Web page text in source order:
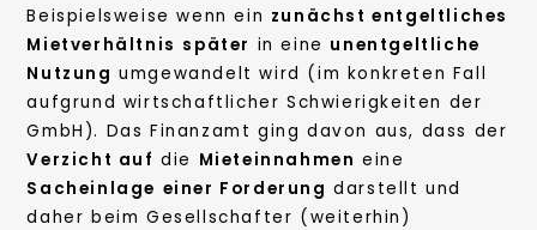
Beispielsweise wenn ein zunächst entgeltliches
Mietverhältnis später in eine unentgeltliche
Nutzung umgewandelt wird (im konkreten Fall
aufgrund wirtschaftlicher Schwierigkeiten der
GmbH). Das Finanzamt ging davon aus, dass der
Verzicht auf die Mieteinnahmen eine
Sacheinlage einer Forderung darstellt und
daher beim Gesellschafter (weiterhin)